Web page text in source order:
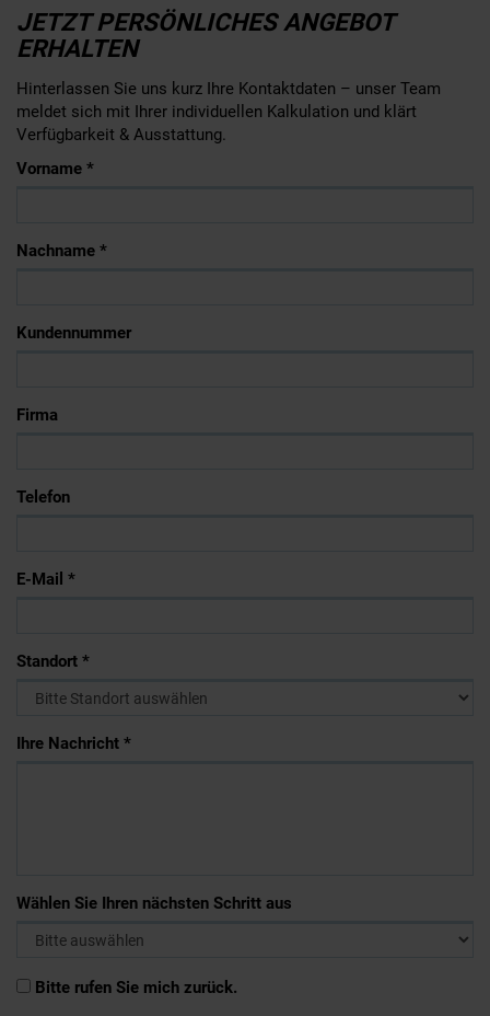
JETZT PERSÖNLICHES ANGEBOT
ERHALTEN
Hinterlassen Sie uns kurz Ihre Kontaktdaten – unser Team
meldet sich mit Ihrer individuellen Kalkulation und klärt
Verfügbarkeit & Ausstattung.
Vorname *
Nachname *
Kundennummer
Firma
Telefon
E-Mail *
Standort *
Ihre Nachricht *
Wählen Sie Ihren nächsten Schritt aus
Bitte rufen Sie mich zurück.